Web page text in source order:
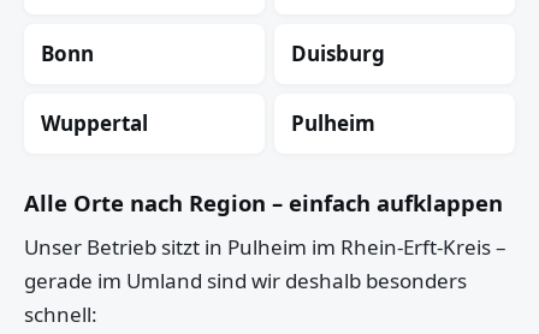
Bonn Duisburg
Wuppertal Pulheim
Alle Orte nach Region – einfach aufklappen
Unser Betrieb sitzt in Pulheim im Rhein-Erft-Kreis –
gerade im Umland sind wir deshalb besonders
schnell: